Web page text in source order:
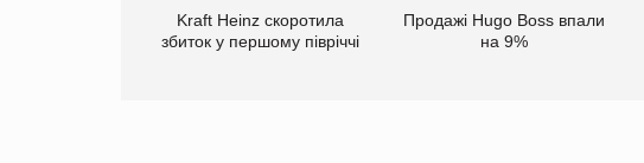
Kraft Heinz скоротила
збиток у першому півріччі
Продажі Hugo Boss впали
на 9%